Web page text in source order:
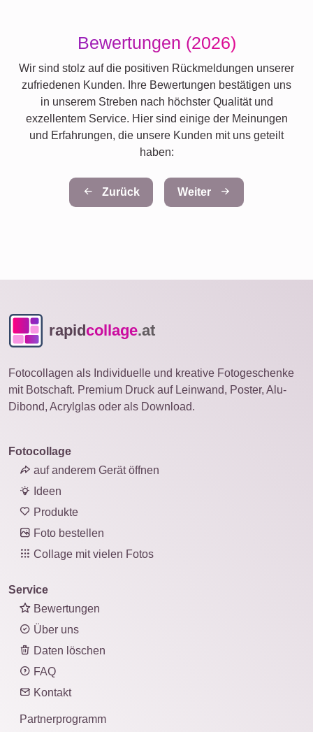
Bewertungen (2026)
Wir sind stolz auf die positiven Rückmeldungen unserer
zufriedenen Kunden. Ihre Bewertungen bestätigen uns
in unserem Streben nach höchster Qualität und
exzellentem Service. Hier sind einige der Meinungen
und Erfahrungen, die unsere Kunden mit uns geteilt
haben:
Zurück Weiter
rapidcollage.at
Fotocollagen als Individuelle und kreative Fotogeschenke
mit Botschaft. Premium Druck auf Leinwand, Poster, Alu-
Dibond, Acrylglas oder als Download.
Fotocollage
auf anderem Gerät öffnen
Ideen
Produkte
Foto bestellen
Collage mit vielen Fotos
Service
Bewertungen
Über uns
Daten löschen
FAQ
Kontakt
Partnerprogramm